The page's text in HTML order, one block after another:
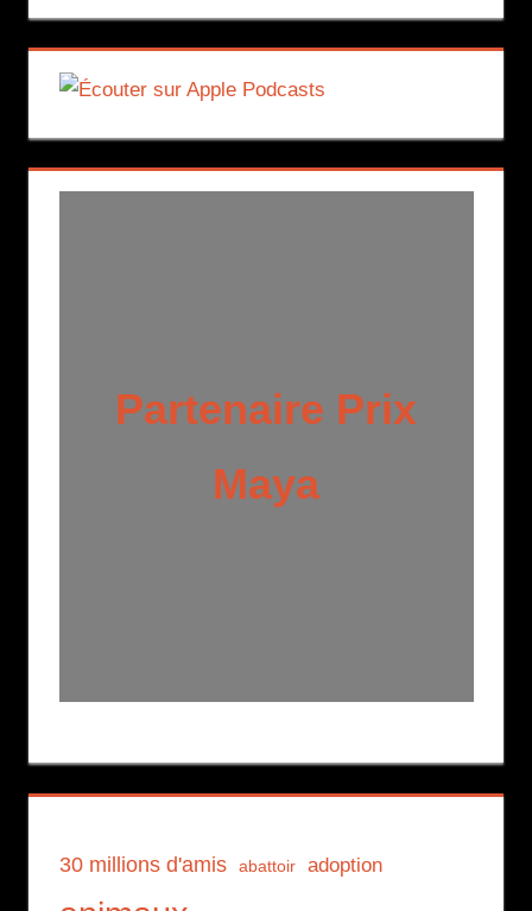
Partenaire Prix
Maya
30 millions d'amis abattoir adoption